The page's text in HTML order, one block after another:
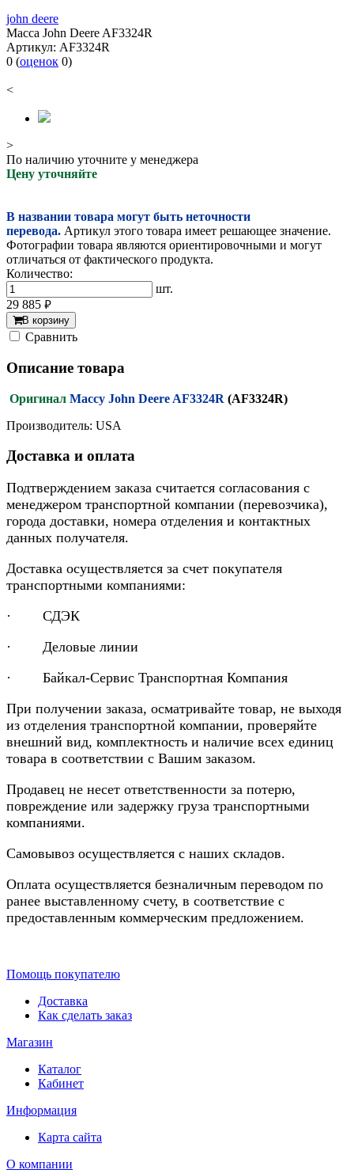
john deere
Масса John Deere AF3324R
Артикул: AF3324R
0 (оценок 0)
<
>
По наличию уточните у менеджера
Цену уточняйте
В названии товара могут быть неточности
перевода. Артикул этого товара имеет решающее значение.
Фотографии товара являются ориентировочными и могут
отличаться от фактического продукта.
Количество:
шт.
29 885 руб.
В корзину
Cравнить
Описание товара
Оригинал Массу John Deere AF3324R (AF3324R)
Производитель: USA
Доставка и оплата
Подтверждением заказа считается согласования с
менеджером транспортной компании (перевозчика),
города доставки, номера отделения и контактных
данных получателя.
Доставка осуществляется за счет покупателя
транспортными компаниями:
· СДЭК
· Деловые линии
· Байкал-Сервис Транспортная Компания
При получении заказа, осматривайте товар, не выходя
из отделения транспортной компании, проверяйте
внешний вид, комплектность и наличие всех единиц
товара в соответствии с Вашим заказом.
Продавец не несет ответственности за потерю,
повреждение или задержку груза транспортными
компаниями.
Самовывоз осуществляется с наших складов.
Оплата осуществляется безналичным переводом по
ранее выставленному счету, в соответствие с
предоставленным коммерческим предложением.
Помощь покупателю
Доставка
Как сделать заказ
Магазин
Каталог
Кабинет
Информация
Карта сайта
О компании